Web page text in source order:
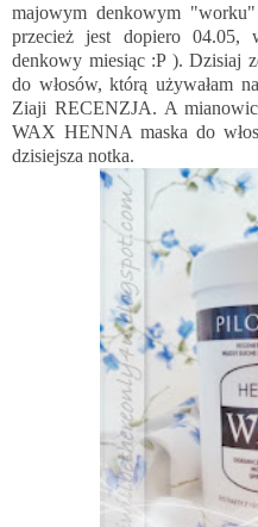
majowym denkowym
przecież jest dopiero
denkowy miesiąc :P ). Dzisiaj
do włosów, którą używałam
Ziaji RECENZJA. A
WAX HENNA maska do
dzisiejsza notka.